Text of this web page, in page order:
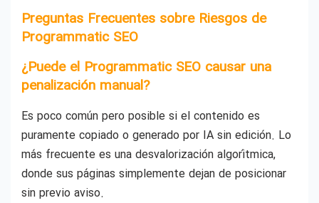
Preguntas Frecuentes sobre Riesgos de
Programmatic SEO
¿Puede el Programmatic SEO causar una
penalización manual?
Es poco común pero posible si el contenido es
puramente copiado o generado por IA sin edición. Lo
más frecuente es una desvalorización algorítmica,
donde sus páginas simplemente dejan de posicionar
sin previo aviso.